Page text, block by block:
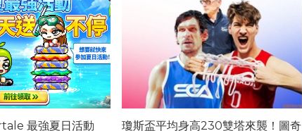
最強夏日活動
瓊斯盃平均身高230雙塔來襲！圖奇